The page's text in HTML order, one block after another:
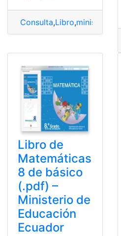
Consulta,Libro,ministerio
Libro de
Matemáticas
8 de básico
(.pdf) –
Ministerio de
Educación
Ecuador